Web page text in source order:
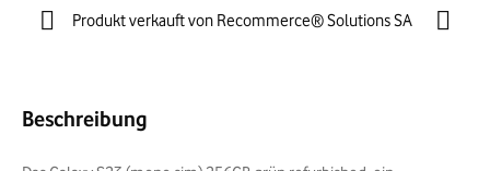
Produkt verkauft von Recommerce® Solutions SA
Beschreibung